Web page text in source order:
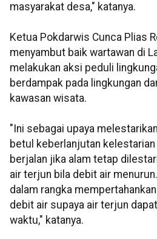
masyarakat desa," katanya.
Ketua Pokdarwis Cunca Plias
menyambut baik wartawan di
melakukan aksi peduli
berdampak pada lingkungan
kawasan wisata.
"Ini sebagai upaya
betul keberlanjutan
berjalan jika alam tetap
air terjun bila debit air
dalam rangka
debit air supaya air terjun
waktu," katanya.